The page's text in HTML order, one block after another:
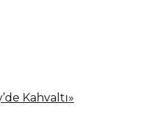
Kahvaltı»